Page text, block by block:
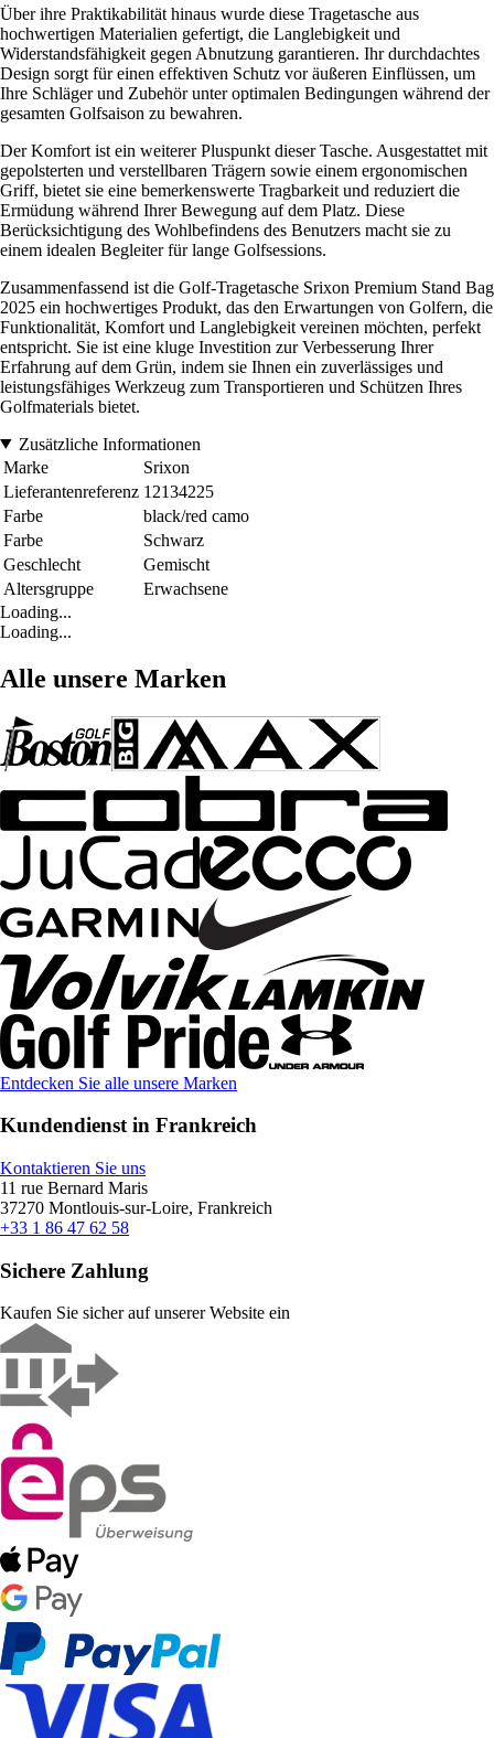
Über ihre Praktikabilität hinaus wurde diese Tragetasche aus
hochwertigen Materialien gefertigt, die Langlebigkeit und
Widerstandsfähigkeit gegen Abnutzung garantieren. Ihr durchdachtes
Design sorgt für einen effektiven Schutz vor äußeren Einflüssen, um
Ihre Schläger und Zubehör unter optimalen Bedingungen während der
gesamten Golfsaison zu bewahren.
Der Komfort ist ein weiterer Pluspunkt dieser Tasche. Ausgestattet mit
gepolsterten und verstellbaren Trägern sowie einem ergonomischen
Griff, bietet sie eine bemerkenswerte Tragbarkeit und reduziert die
Ermüdung während Ihrer Bewegung auf dem Platz. Diese
Berücksichtigung des Wohlbefindens des Benutzers macht sie zu
einem idealen Begleiter für lange Golfsessions.
Zusammenfassend ist die Golf-Tragetasche Srixon Premium Stand Bag
2025 ein hochwertiges Produkt, das den Erwartungen von Golfern, die
Funktionalität, Komfort und Langlebigkeit vereinen möchten, perfekt
entspricht. Sie ist eine kluge Investition zur Verbesserung Ihrer
Erfahrung auf dem Grün, indem sie Ihnen ein zuverlässiges und
leistungsfähiges Werkzeug zum Transportieren und Schützen Ihres
Golfmaterials bietet.
Zusätzliche Informationen
Marke
Srixon
Lieferantenreferenz 12134225
Farbe
black/red camo
Farbe
Schwarz
Geschlecht
Gemischt
Altersgruppe
Erwachsene
Loading...
Loading...
Alle unsere Marken
Entdecken Sie alle unsere Marken
Kundendienst in Frankreich
Kontaktieren Sie uns
11 rue Bernard Maris
37270 Montlouis-sur-Loire, Frankreich
+33 1 86 47 62 58
Sichere Zahlung
Kaufen Sie sicher auf unserer Website ein